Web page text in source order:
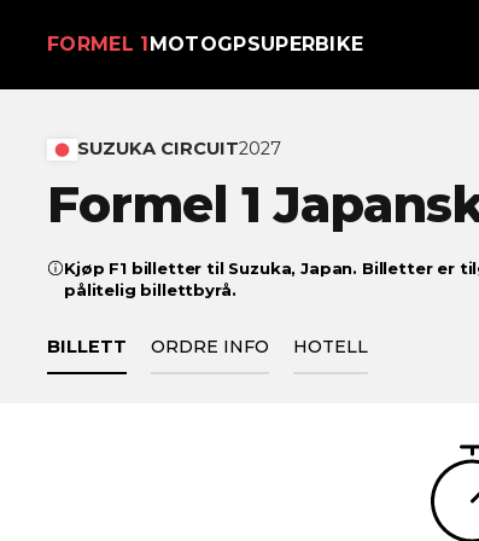
FORMEL 1 MOTOGPSUPERBIKE
SUZUKA CIRCUIT2027
Formel 1
Kjøp F1 billetter til Suzuka, Japan. Billetter er
pålitelig billettbyrå.
BILLETT ORDRE INFO HOTELL